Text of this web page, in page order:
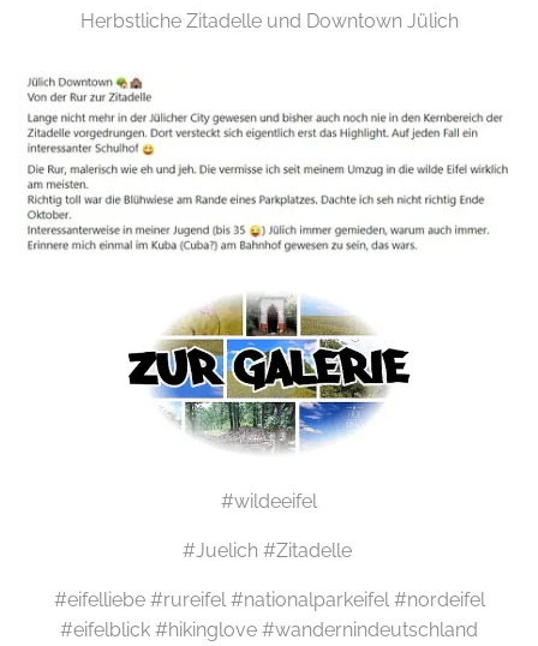
Herbstliche Zitadelle und Downtown Jülich
#wildeeifel
#Juelich #Zitadelle
#eifelliebe #rureifel #nationalparkeifel #nordeifel
#eifelblick #hikinglove #wandernindeutschland